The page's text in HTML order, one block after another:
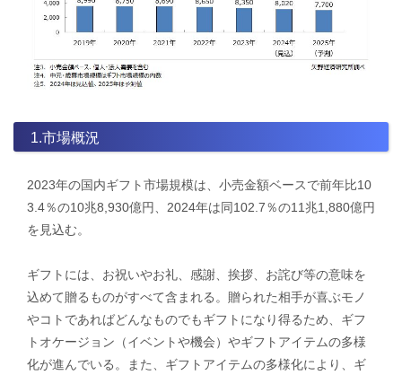
1.市場概況
2023年の国内ギフト市場規模は、小売金額ベースで前年比10
3.4％の10兆8,930億円、2024年は同102.7％の11兆1,880億円
を見込む。
​ギフトには、お祝いやお礼、感謝、挨拶、お詫び等の意味を
込めて贈るものがすべて含まれる。贈られた相手が喜ぶモノ
やコトであればどんなものでもギフトになり得るため、ギフ
トオケージョン（イベントや機会）やギフトアイテムの多様
化が進んでいる。また、ギフトアイテムの多様化により、ギ